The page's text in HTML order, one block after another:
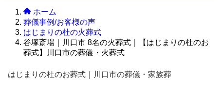
ホーム
葬儀事例/お客様の声
はじまりの杜の火葬式
谷塚斎場｜川口市 8名の火葬式｜【はじまりの杜のお
葬式】川口市の葬儀・火葬式
はじまりの杜のお葬式｜川口市の葬儀・家族葬